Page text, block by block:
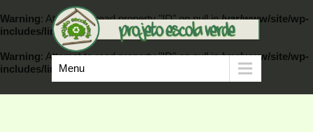
Warning: Attempt to read property "ID" on null in/var/www/site/wp-
includes/link-template.phpon line389
Warning: Attempt to read property "ID" on null in/var/www/site/wp-
includes/link-template.php
Menu